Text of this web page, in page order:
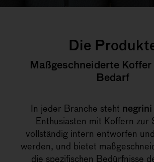
Die
Maßgeschneiderte Koffer
Bedarf
In jeder Branche steht negrini
Enthusiasten mit Koffern zur
vollständig intern entworfen
werden, und bietet
die spezifischen Bedürfnisse